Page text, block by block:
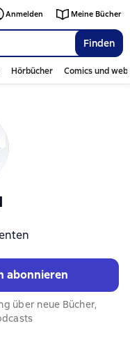
Finden
Anmelden Meine Bücher
Hörbücher Comics und
abonnieren
über neue Bücher,